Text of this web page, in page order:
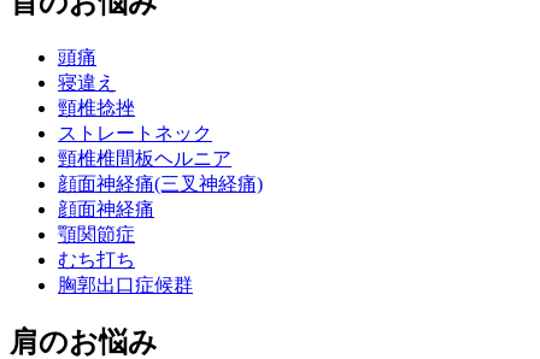
頭痛
寝違え
頸椎捻挫
ストレートネック
頸椎椎間板ヘルニア
顔面神経痛(三叉神経痛)
顔面神経痛
顎関節症
むち打ち
胸郭出口症候群
肩のお悩み